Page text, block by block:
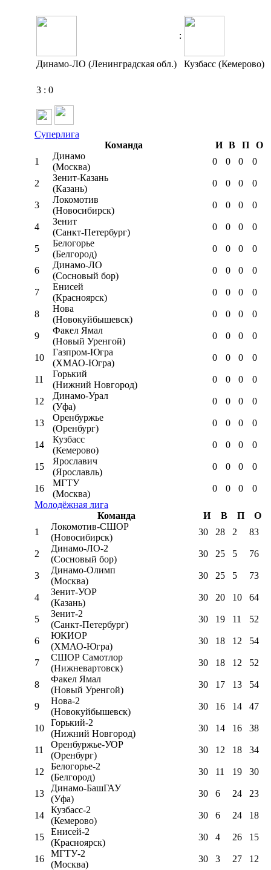
:
Динамо-ЛО (Ленинградская обл.) Кузбасс (Кемерово)
3 : 0
Суперлига
Команда
И В П
О
1
Динамо
(Москва)
0 0 0 0
2
Зенит-Казань
(Казань)
0 0 0 0
3
Локомотив
(Новосибирск)
0 0 0 0
4
Зенит
(Санкт-Петербург)
0 0 0 0
5
Белогорье
(Белгород)
0 0 0 0
6
Динамо-ЛО
(Сосновый бор)
0 0 0 0
7
Енисей
(Красноярск)
0 0 0 0
8
Нова
(Новокуйбышевск)
0 0 0 0
9
Факел Ямал
(Новый Уренгой)
0 0 0 0
10
Газпром-Югра
(ХМАО-Югра)
0 0 0 0
11
Горький
(Нижний Новгород)
0 0 0 0
12
Динамо-Урал
(Уфа)
0 0 0 0
13
Оренбуржье
(Оренбург)
0 0 0 0
14
Кузбасс
(Кемерово)
0 0 0 0
15
Ярославич
(Ярославль)
0 0 0 0
16
МГТУ
(Москва)
0 0 0
0
Молодёжная лига
Команда
И В П
О
1
Локомотив-CШОР
(Новосибирск)
30 28 2 83
2
Динамо-ЛО-2
(Сосновый бор)
30 25 5 76
3
Динамо-Олимп
(Москва)
30 25 5 73
4
Зенит-УОР
(Казань)
30 20 10 64
5
Зенит-2
(Санкт-Петербург)
30 19 11 52
6
ЮКИОР
(ХМАО-Югра)
30 18 12 54
7
СШОР Самотлор
(Нижневартовск)
30 18 12 52
8
Факел Ямал
(Новый Уренгой)
30 17 13 54
9
Нова-2
(Новокуйбышевск)
30 16 14 47
10
Горький-2
(Нижний Новгород)
30 14 16 38
11
Оренбуржье-УОР
(Оренбург)
30 12 18 34
12
Белогорье-2
(Белгород)
30 11 19 30
13
Динамо-БашГАУ
(Уфа)
30 6 24 23
14
Кузбасс-2
(Кемерово)
30 6 24 18
15
Енисей-2
(Красноярск)
30 4 26 15
16
МГТУ-2
(Москва)
30 3 27 12